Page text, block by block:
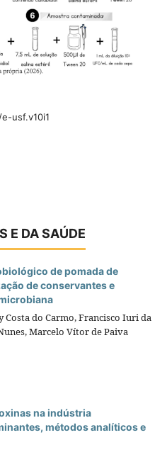
usf.v10i1
E DA SAÚDE
de pomada de
de conservantes e
Costa do Carmo, Francisco Iuri da
Marcelo Vítor de Paiva
na indústria
métodos analíticos e